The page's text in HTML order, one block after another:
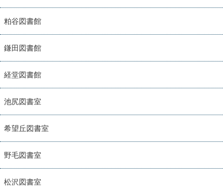
粕谷図書館
鎌田図書館
経堂図書館
池尻図書室
希望丘図書室
野毛図書室
松沢図書室